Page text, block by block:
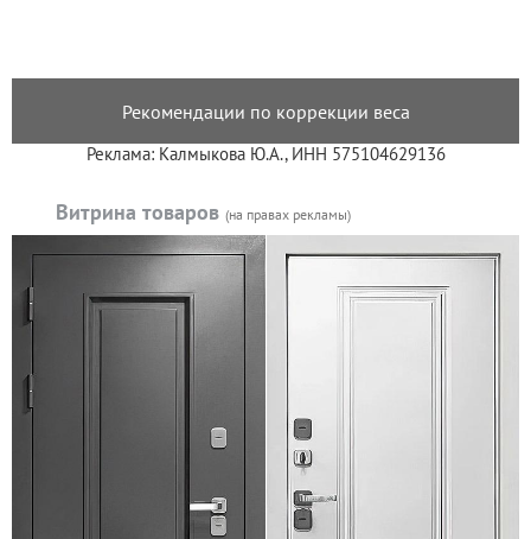
Рекомендации по коррекции веса
Реклама: Калмыкова Ю.А., ИНН 575104629136
Витрина товаров (на правах рекламы)